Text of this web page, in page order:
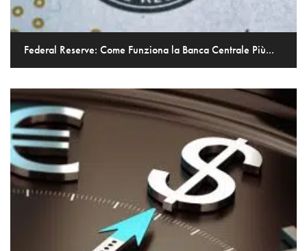
Federal Reserve: Come Funziona la Banca Centrale Più...